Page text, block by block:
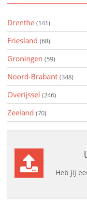
Drenthe (141)
Friesland (68)
Groningen (59)
Noord-Brabant (348)
Overijssel (246)
Zeeland (70)
Heb jij